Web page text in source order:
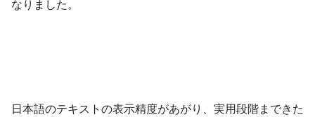
なりました。
日本語のテキストの表示精度があがり、実用段階まできた